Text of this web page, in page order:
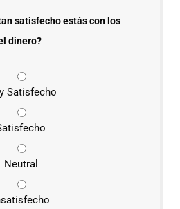
satisfecho estás con los
dinero?
Satisfecho
Neutral